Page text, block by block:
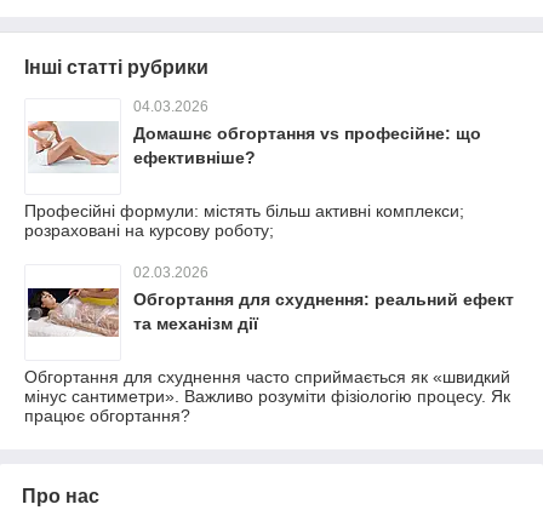
Інші статті рубрики
04.03.2026
Домашнє обгортання vs професійне: що
ефективніше?
Професійні формули: містять більш активні комплекси;
розраховані на курсову роботу;
02.03.2026
Обгортання для схуднення: реальний ефект
та механізм дії
Обгортання для схуднення часто сприймається як «швидкий
мінус сантиметри». Важливо розуміти фізіологію процесу. Як
працює обгортання?
Про нас